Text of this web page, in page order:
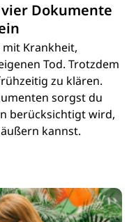
Dokumente
Krankheit,
Tod. Trotzdem
zu klären.
sorgst du
berücksichtigt wird,
kannst.